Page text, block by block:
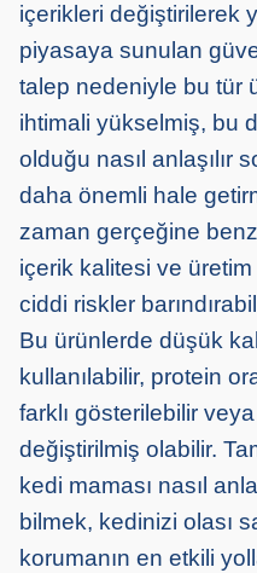
içerikleri değiştirilerek
piyasaya sunulan
talep nedeniyle bu tür
ihtimali yükselmiş, bu
olduğu nasıl anlaşılır
daha önemli hale
zaman gerçeğine
içerik kalitesi ve üretim
ciddi riskler
Bu ürünlerde düşük
kullanılabilir, protein
farklı gösterilebilir
değiştirilmiş olabilir.
kedi maması nasıl
bilmek, kedinizi olası
korumanın en etkili